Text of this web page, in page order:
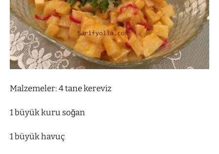
Malzemeler: 4 tane kereviz
1 büyük kuru soğan
1 büyük havuç